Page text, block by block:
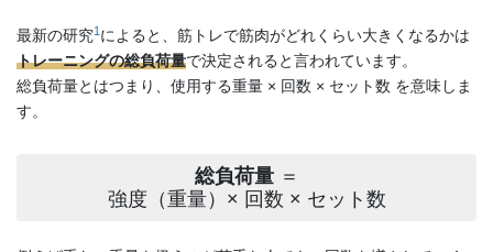
最新の研究1 によると、筋トレで筋肉がどれくらい大きくなるかは
トレーニングの総負荷量で決定されると言われています。
総負荷量とはつまり、使用する重量 × 回数 × セット数 を意味しま
す。
総負荷量＝
強度（重量）× 回数 × セット数